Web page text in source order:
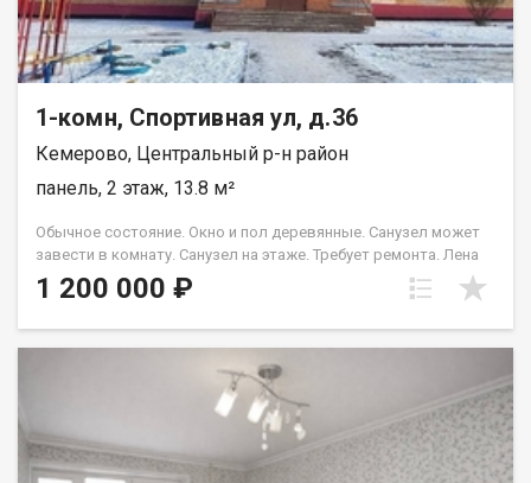
1-комн, Спортивная ул, д.36
Кемерово, Центральный р-н район
панель, 2 этаж, 13.8 м²
Обычное состояние. Окно и пол деревянные. Санузел может
завести в комнату. Санузел на этаже. Требует ремонта. Лена
Васильева
1 200 000 ₽